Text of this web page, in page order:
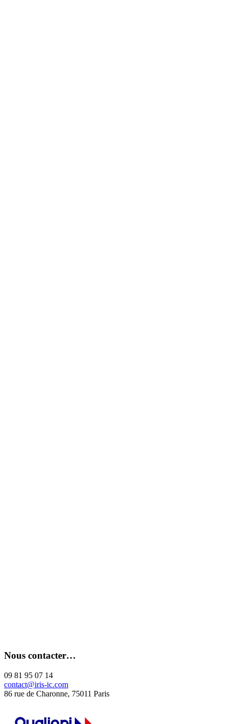
Nous contacter…
09 81 95 07 14
contact@iris-ic.com
86 rue de Charonne, 75011 Paris